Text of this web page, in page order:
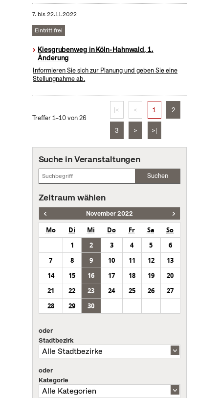
7. bis22.11.2022
Eintritt frei
Kiesgrubenweg in Köln-Hahnwald, 1.
Änderung
Informieren Sie sich zur Planung und geben Sie eine
Stellungnahme ab.
Treffer 1–10 von 26
|< < 1 2
3 > >|
Suche in Veranstaltungen
Suchen
Zeitraum wählen
November 2022
Mo Di Mi Do Fr Sa
So
1
2 3 4 5
6
7
8 9 10 11 12
13
14
15 16 17 18 19
20
21
22 23 24 25 26
27
28
29 30
oder
Stadtbezirk
oder
Kategorie